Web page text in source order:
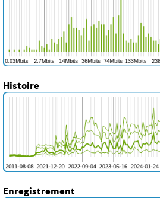
Histoire
Enregistrement